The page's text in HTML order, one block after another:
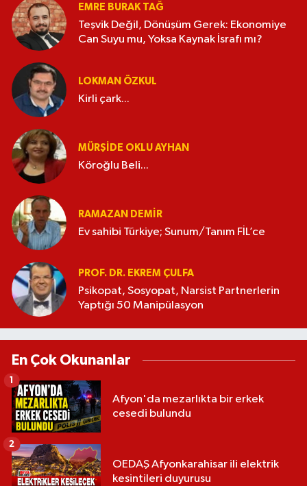
EMRE BURAK TAĞ
Teşvik Değil, Dönüşüm Gerek: Ekonomiye
Can Suyu mu, Yoksa Kaynak İsrafı mı?
LOKMAN ÖZKUL
Kirli çark...
MÜRŞIDE OKLU AYHAN
Köroğlu Beli...
RAMAZAN DEMİR
Ev sahibi Türkiye; Sunum/Tanım FİL’ce
PROF. DR. EKREM ÇULFA
Psikopat, Sosyopat, Narsist Partnerlerin
Yaptığı 50 Manipülasyon
En Çok Okunanlar
Afyon'da mezarlıkta bir erkek
cesedi bulundu
1
OEDAŞ Afyonkarahisar ili elektrik
kesintileri duyurusu
2